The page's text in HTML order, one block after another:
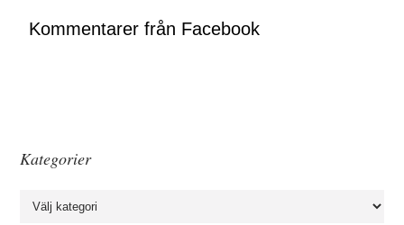
Kommentarer från Facebook
Kategorier